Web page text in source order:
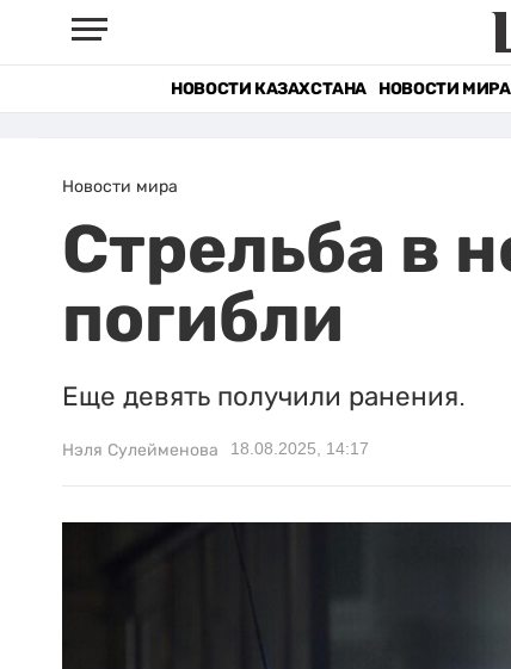
НОВОСТИ КАЗАХСТАНА НОВОСТИ МИРА
Новости мира
Стрельба в
погибли
Еще девять получили ранения.
Нэля Сулейменова 18.08.2025, 14:17